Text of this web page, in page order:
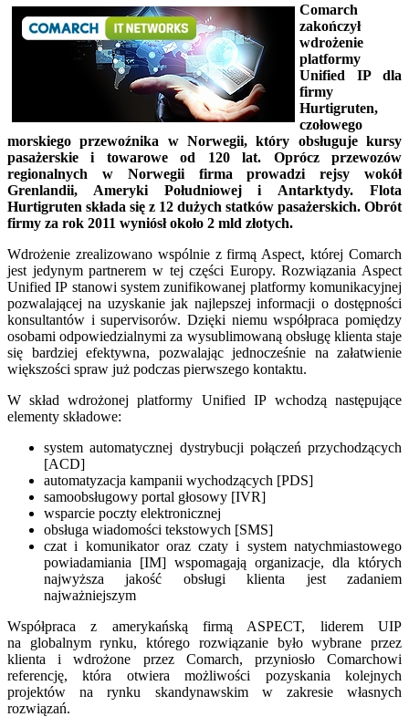
Comarch
zakończył
wdrożenie
platformy
Unified IP dla
firmy
Hurtigruten,
czołowego
morskiego przewoźnika w Norwegii, który obsługuje kursy
pasażerskie i towarowe od 120 lat. Oprócz przewozów
regionalnych w Norwegii firma prowadzi rejsy wokół
Grenlandii, Ameryki Południowej i Antarktydy. Flota
Hurtigruten składa się z 12 dużych statków pasażerskich. Obrót
firmy za rok 2011 wyniósł około 2 mld złotych.
Wdrożenie zrealizowano wspólnie z firmą Aspect, której Comarch
jest jedynym partnerem w tej części Europy. Rozwiązania Aspect
Unified IP stanowi system zunifikowanej platformy komunikacyjnej
pozwalającej na uzyskanie jak najlepszej informacji o dostępności
konsultantów i supervisorów. Dzięki niemu współpraca pomiędzy
osobami odpowiedzialnymi za wysublimowaną obsługę klienta staje
się bardziej efektywna, pozwalając jednocześnie na załatwienie
większości spraw już podczas pierwszego kontaktu.
W skład wdrożonej platformy Unified IP wchodzą następujące
elementy składowe:
system automatycznej dystrybucji połączeń przychodzących
[ACD]
automatyzacja kampanii wychodzących [PDS]
samoobsługowy portal głosowy [IVR]
wsparcie poczty elektronicznej
obsługa wiadomości tekstowych [SMS]
czat i komunikator oraz czaty i system natychmiastowego
powiadamiania [IM] wspomagają organizacje, dla których
najwyższa jakość obsługi klienta jest zadaniem
najważniejszym
Współpraca z amerykańską firmą ASPECT, liderem UIP
na globalnym rynku, którego rozwiązanie było wybrane przez
klienta i wdrożone przez Comarch, przyniosło Comarchowi
referencję, która otwiera możliwości pozyskania kolejnych
projektów na rynku skandynawskim w zakresie własnych
rozwiązań.